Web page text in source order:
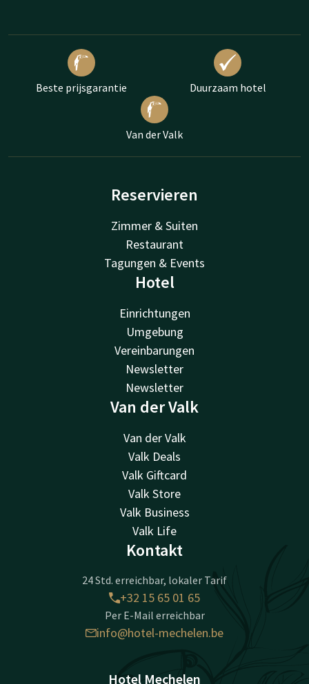
Beste prijsgarantie Duurzaam hotel
Van der Valk
Reservieren
Zimmer & Suiten
Restaurant
Tagungen & Events
Hotel
Einrichtungen
Umgebung
Vereinbarungen
Newsletter
Newsletter
Van der Valk
Van der Valk
Valk Deals
Valk Giftcard
Valk Store
Valk Business
Valk Life
Kontakt
24 Std. erreichbar, lokaler Tarif
+32 15 65 01 65
Per E-Mail erreichbar
info@hotel-mechelen.be
Hotel Mechelen